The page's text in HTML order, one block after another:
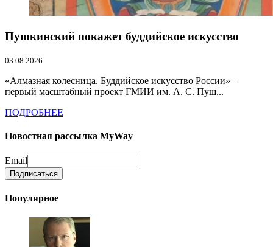
Пушкинский покажет буддийское искусство
03.08.2026
«Алмазная колесница. Буддийское искусство России» –
первый масштабный проект ГМИИ им. А. С. Пуш...
ПОДРОБНЕЕ
Новостная рассылка MyWay
Email
Популярное